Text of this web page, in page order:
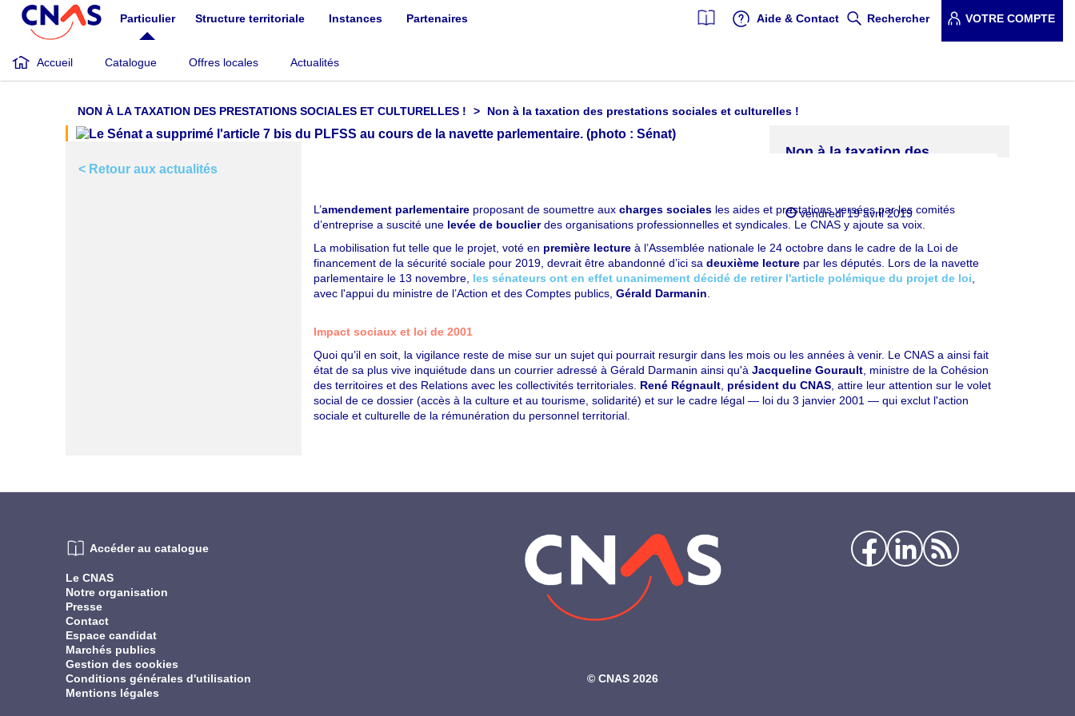
Aller
contenu
principal
Particulier Structure territoriale Instances Partenaires Aide & Contact Rechercher VOTRE COMPTE
Accueil Catalogue Offres locales Actualités
NON À LA TAXATION DES PRESTATIONS SOCIALES ET CULTURELLES ! Non à la taxation des prestations sociales et culturelles !
Non à la taxation des
vendredi 19 avril 2019
< Retour aux actualités
L’amendement parlementaire proposant de soumettre aux charges sociales les aides et prestations versées par les comités
d’entreprise a suscité une levée de bouclierdes organisations professionnelles et syndicales. Le CNAS y ajoute sa voix.
La mobilisation fut telle que le projet, voté en première lecture à l’Assemblée nationale le 24 octobre dans le cadre de la Loi de
financement de la sécurité sociale pour 2019, devrait être abandonné d’ici sa deuxième lecture par les députés. Lors de la navette
parlementaire le 13 novembre, les sénateurs ont en effet unanimement décidé de retirer l'article polémique du projet de loi,
avec l'appui du ministre de l’Action et des Comptes publics, Gérald Darmanin.
Impact sociaux et loi de 2001
Quoi qu’il en soit, la vigilance reste de mise sur un sujet qui pourrait resurgir dans les mois ou les années à venir. Le CNAS a ainsi fait
état de sa plus vive inquiétude dans un courrier adressé à Gérald Darmanin ainsi qu'à Jacqueline Gourault, ministre de la Cohésion
des territoires et des Relations avec les collectivités territoriales. René Régnault, président du CNAS, attire leur attention sur le volet
social de ce dossier (accès à la culture et au tourisme, solidarité) et sur le cadre légal — loi du 3 janvier 2001 — qui exclut l'action
sociale et culturelle de la rémunération du personnel territorial.
©‎ CNAS 2026
Le CNAS
Notre organisation
Presse
Contact
Espace candidat
Marchés publics
Gestion des cookies
Conditions générales d'utilisation
Mentions légales
Accéder au catalogue